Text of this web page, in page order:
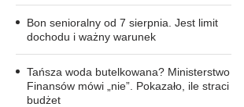
Bon senioralny od 7 sierpnia. Jest limit
dochodu i ważny warunek
Tańsza woda butelkowana? Ministerstwo
Finansów mówi „nie”. Pokazało, ile straci
budżet